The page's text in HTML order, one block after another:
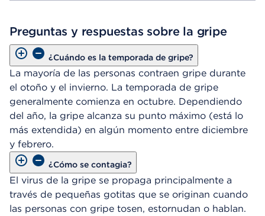
Preguntas y respuestas sobre la gripe
¿Cuándo es la temporada de gripe?
La mayoría de las personas contraen gripe durante
el otoño y el invierno. La temporada de gripe
generalmente comienza en octubre. Dependiendo
del año, la gripe alcanza su punto máximo (está lo
más extendida) en algún momento entre diciembre
y febrero.
¿Cómo se contagia?
El virus de la gripe se propaga principalmente a
través de pequeñas gotitas que se originan cuando
las personas con gripe tosen, estornudan o hablan.